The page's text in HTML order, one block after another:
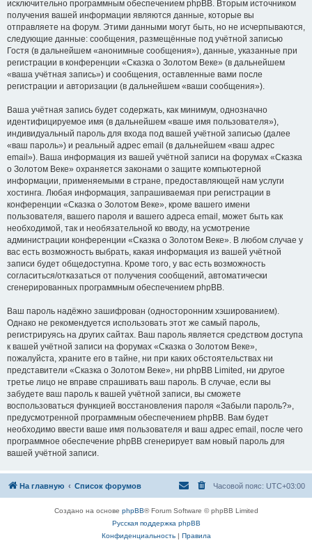
исключительно программным обеспечением phpBB. Вторым источником
получения вашей информации являются данные, которые вы
отправляете на форум. Этими данными могут быть, но не исчерпываются,
следующие данные: сообщения, размещённые под учётной записью
Гостя (в дальнейшем «анонимные сообщения»), данные, указанные при
регистрации в конференции «Сказка о Золотом Веке» (в дальнейшем
«ваша учётная запись») и сообщения, оставленные вами после
регистрации и авторизации (в дальнейшем «ваши сообщения»).
Ваша учётная запись будет содержать, как минимум, однозначно
идентифицируемое имя (в дальнейшем «ваше имя пользователя»),
индивидуальный пароль для входа под вашей учётной записью (далее
«ваш пароль») и реальный адрес email (в дальнейшем «ваш адрес
email»). Ваша информация из вашей учётной записи на форумах «Сказка
о Золотом Веке» охраняется законами о защите компьютерной
информации, применяемыми в стране, предоставляющей нам услуги
хостинга. Любая информация, запрашиваемая при регистрации в
конференции «Сказка о Золотом Веке», кроме вашего имени
пользователя, вашего пароля и вашего адреса email, может быть как
необходимой, так и необязательной ко вводу, на усмотрение
администрации конференции «Сказка о Золотом Веке». В любом случае у
вас есть возможность выбрать, какая информация из вашей учётной
записи будет общедоступна. Кроме того, у вас есть возможность
согласиться/отказаться от получения сообщений, автоматически
сгенерированных программным обеспечением phpBB.
Ваш пароль надёжно зашифрован (односторонним хэшированием).
Однако не рекомендуется использовать этот же самый пароль,
регистрируясь на других сайтах. Ваш пароль является средством доступа
к вашей учётной записи на форумах «Сказка о Золотом Веке»,
пожалуйста, храните его в тайне, ни при каких обстоятельствах ни
представители «Сказка о Золотом Веке», ни phpBB Limited, ни другое
третье лицо не вправе спрашивать ваш пароль. В случае, если вы
забудете ваш пароль к вашей учётной записи, вы сможете
воспользоваться функцией восстановления пароля «Забыли пароль?»,
предусмотренной программным обеспечением phpBB. Вам будет
необходимо ввести ваше имя пользователя и ваш адрес email, после чего
программное обеспечение phpBB сгенерирует вам новый пароль для
вашей учётной записи.
На главную Список форумов Часовой пояс: UTC+03:00
Создано на основе phpBB® Forum Software © phpBB Limited
Русская поддержка phpBB
Конфиденциальность| Правила